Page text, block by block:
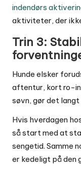
indendørs
aktiviteter, der
Trin 3:
Hunde elsker
aftentur, kort ro-
søvn, gør det
Hvis hverdagen
så start med at
sengetid. Samme
er kedeligt på den